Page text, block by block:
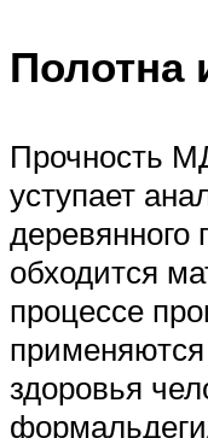
Прочность
уступает
деревянного
обходится
процессе
здоровья